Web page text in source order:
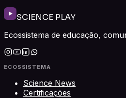
SCIENCE PLAY
Ecossistema de educação,
ECOSSISTEMA
Science News
Certificações